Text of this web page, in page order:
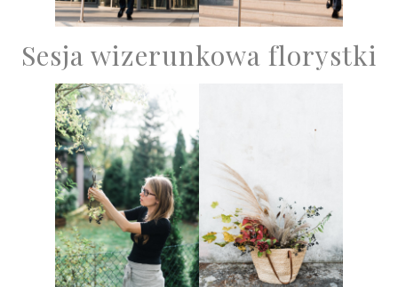
Sesja wizerunkowa florystki